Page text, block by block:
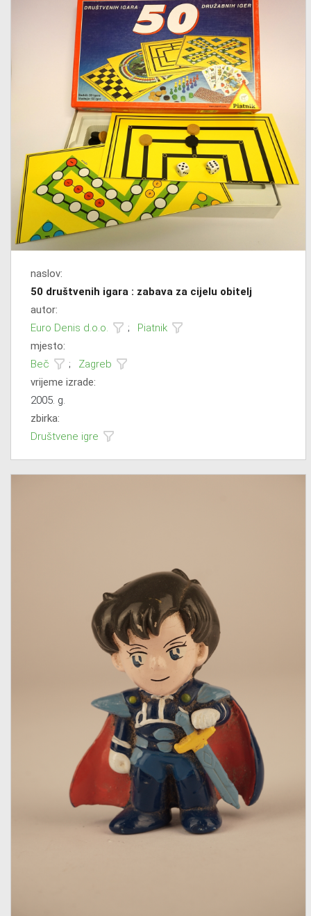
naslov:
50 društvenih igara : zabava za cijelu obitelj
autor:
Euro Denis d.o.o.
;
Piatnik
mjesto:
Beč
;
Zagreb
vrijeme izrade:
2005. g.
zbirka:
Društvene igre